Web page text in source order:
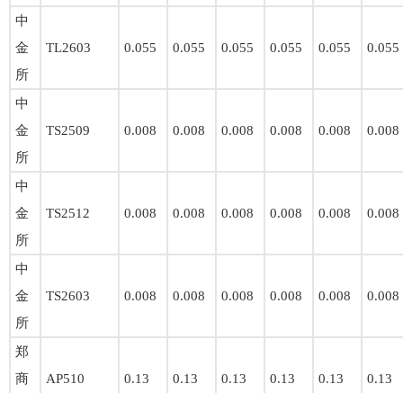
中
金
所
TL2603 0.055 0.055 0.055 0.055 0.055 0.055
中
金
所
TS2509 0.008 0.008 0.008 0.008 0.008 0.008
中
金
所
TS2512 0.008 0.008 0.008 0.008 0.008 0.008
中
金
所
TS2603 0.008 0.008 0.008 0.008 0.008 0.008
郑
商
AP510 0.13 0.13 0.13 0.13 0.13 0.13